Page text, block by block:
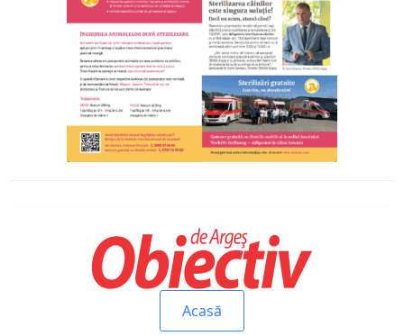
Acasă